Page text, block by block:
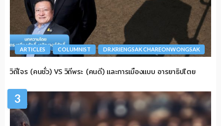
ARTICLES COLUMNIST DR.KRIENGSAK CHAREONWONGSAK
วิถีโจร (คนชั่ว) VS วิถีพระ (คนดี) และการเมืองแบบ อารยาธิปไตย
3